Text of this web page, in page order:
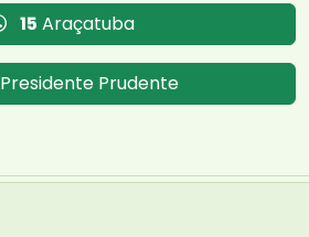
15 Araçatuba
Presidente Prudente